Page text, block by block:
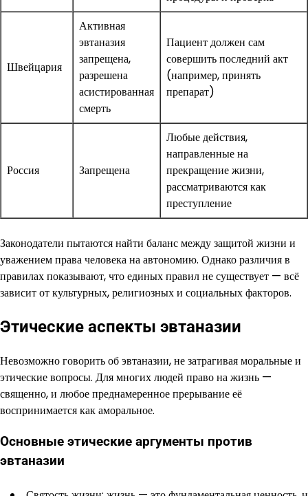
Швейцария
Активная
эвтаназия
запрещена,
разрешена
асистированная
смерть
Пациент должен сам
совершить последний акт
(например, принять
препарат)
Россия Запрещена
Любые действия,
направленные на
прекращение жизни,
рассматриваются как
преступление
Законодатели пытаются найти баланс между защитой жизни и
уважением права человека на автономию. Однако различия в
правилах показывают, что единых правил не существует — всё
зависит от культурных, религиозных и социальных факторов.
Этические аспекты эвтаназии
Невозможно говорить об эвтаназии, не затрагивая моральные и
этические вопросы. Для многих людей право на жизнь —
священно, и любое преднамеренное прерывание её
воспринимается как аморальное.
Основные этические аргументы против
эвтаназии